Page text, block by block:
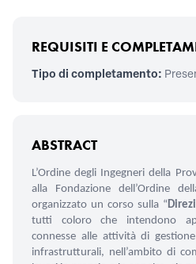
REQUISITI E
Tipo di completamento:
ABSTRACT
L’Ordine degli Ingegneri della
alla Fondazione dell’Ordine
organizzato un corso sulla “
tutti coloro che intendono
connesse alle attività di
infrastrutturali, nell’ambito di